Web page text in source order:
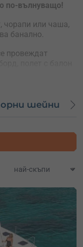
по-вълнуващо!
чорапи или чаша,
банално.
провеждат
и когато
шейни